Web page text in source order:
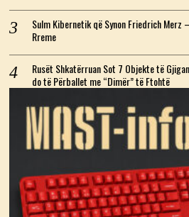
Sulm Kibernetik që Synon Friedrich Merz
Rreme
Rusët Shkatërruan Sot 7 Objekte të
do të Përballet me “Dimër” të Ftohtë